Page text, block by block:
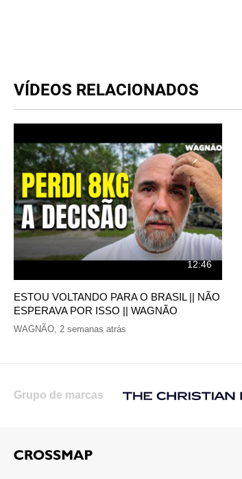
VÍDEOS RELACIONADOS
12:46
ESTOU VOLTANDO PARA O BRASIL || NÃO
ESPERAVA POR ISSO || WAGNÃO
WAGNÃO 2 semanas atrás
Grupo de marcas